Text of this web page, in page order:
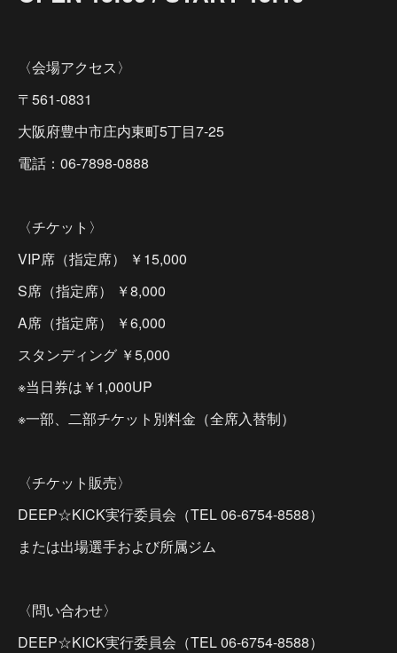
〈会場アクセス〉
〒561-0831
大阪府豊中市庄内東町5丁目7-25
電話：06-7898-0888
〈チケット〉
VIP席（指定席） ￥15,000
S席（指定席） ￥8,000
A席（指定席） ￥6,000
スタンディング ￥5,000
※当日券は￥1,000UP
※一部、二部チケット別料金（全席入替制）
〈チケット販売〉
DEEP☆KICK実行委員会（TEL 06-6754-8588）
または出場選手および所属ジム
〈問い合わせ〉
DEEP☆KICK実行委員会（TEL 06-6754-8588）